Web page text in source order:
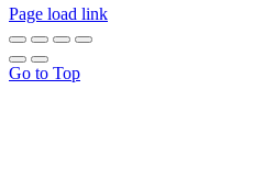
Page load link
Go to Top